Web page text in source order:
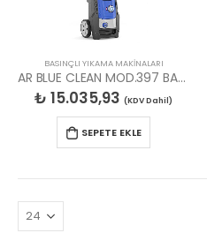
BASINÇLI YIKAMA MAKİNALARI
AR BLUE CLEAN MOD.397 BASINÇLI YIKAMA MAKİNESİ
₺ 15.035,93 (KDV Dahil)
SEPETE EKLE